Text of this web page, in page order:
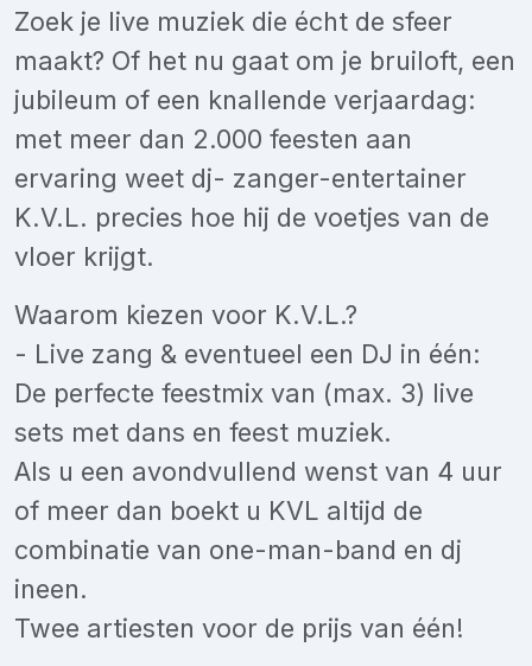
Zoek je live muziek die écht de sfeer
maakt? Of het nu gaat om je bruiloft, een
jubileum of een knallende verjaardag:
met meer dan 2.000 feesten aan
ervaring weet dj- zanger-entertainer
K.V.L. precies hoe hij de voetjes van de
vloer krijgt.
Waarom kiezen voor K.V.L.?
- Live zang & eventueel een DJ in één:
De perfecte feestmix van (max. 3) live
sets met dans en feest muziek.
Als u een avondvullend wenst van 4 uur
of meer dan boekt u KVL altijd de
combinatie van one-man-band en dj
ineen.
Twee artiesten voor de prijs van één!